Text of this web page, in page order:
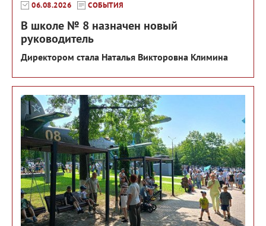
06.08.2026 СОБЫТИЯ
В школе № 8 назначен новый
руководитель
Директором стала Наталья Викторовна Климина